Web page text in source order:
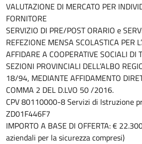
VALUTAZIONE DI MERCATO PER
FORNITORE
SERVIZIO DI PRE/POST ORARIO e
REFEZIONE MENSA SCOLASTICA PER
AFFIDARE A COOPERATIVE SOCIALI DI
SEZIONI PROVINCIALI DELL’ALBO
18/94, MEDIANTE AFFIDAMENTO
COMMA 2 DEL D.LVO 50 /2016.
CPV 80110000-8 Servizi di Istruzione
ZD01F446F7
IMPORTO A BASE DI OFFERTA: €
aziendali per la sicurezza compresi)